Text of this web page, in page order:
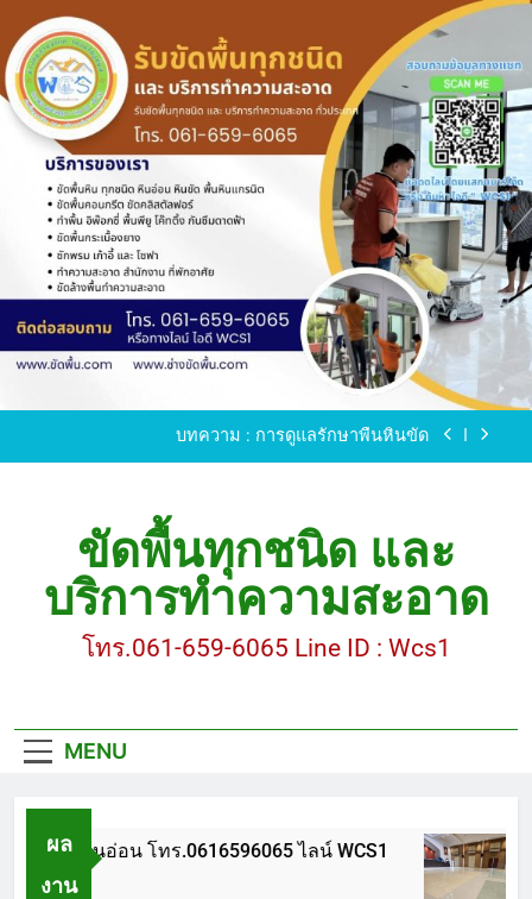
to
content
ขัดพื้นหินขัด อบต.แหลมบัวนครปฐม
ขัดพื้นหินอ่อน โทร.0616596065 ไลน์ WCS1
บทความ : การดูแลรักษาพื้นหินขัด
ขัดพื้นหินขัด อบต.แหลมบัวนครปฐม
ขัดพื้นหินอ่อน โทร.0616596065 ไลน์ WCS1
บทความ : การดูแลรักษาพื้นหินขัด
ขัดพื้นทุกชนิด และ
บริการทำความสะอาด
โทร.061-659-6065 Line ID : Wcs1
MENU
ผล
งาน
ขัดพื้นหินอ่อน โทร.0616596065 ไลน์ WCS1
1 ปี Ago